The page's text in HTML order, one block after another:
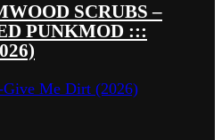
SCRUBS –
PUNKMOD :::